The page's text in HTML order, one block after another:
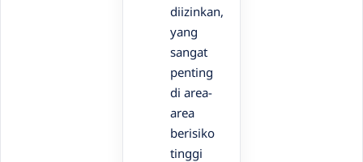
diizinkan,
yang
sangat
penting
di area-
area
berisiko
tinggi